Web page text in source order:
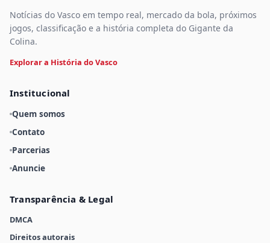
Notícias do Vasco em tempo real, mercado da bola, próximos
jogos, classificação e a história completa do Gigante da
Colina.
Explorar a História do Vasco
Institucional
Quem somos
Contato
Parcerias
Anuncie
Transparência & Legal
DMCA
Direitos autorais